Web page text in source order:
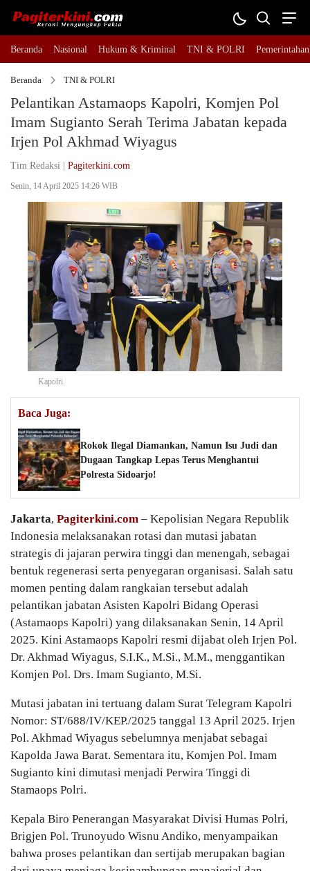
Beranda Nasional Hukum & Kriminal TNI & POLRI Pemerintahan
Beranda TNI & POLRI
Pelantikan Astamaops Kapolri, Komjen Pol
Imam Sugianto Serah Terima Jabatan kepada
Irjen Pol Akhmad Wiyagus
Tim Redaksi | Pagiterkini.com
Senin, 14 April 2025 14:26 WIB
Kapolri.
Baca Juga:
Rokok Ilegal Diamankan, Namun Isu Judi dan
Dugaan Tangkap Lepas Terus Menghantui
Polresta Sidoarjo!
Jakarta, Pagiterkini.com – Kepolisian Negara Republik
Indonesia melaksanakan rotasi dan mutasi jabatan
strategis di jajaran perwira tinggi dan menengah, sebagai
bentuk regenerasi serta penyegaran organisasi. Salah satu
momen penting dalam rangkaian tersebut adalah
pelantikan jabatan Asisten Kapolri Bidang Operasi
(Astamaops Kapolri) yang dilaksanakan Senin, 14 April
2025. Kini Astamaops Kapolri resmi dijabat oleh Irjen Pol.
Dr. Akhmad Wiyagus, S.I.K., M.Si., M.M., menggantikan
Komjen Pol. Drs. Imam Sugianto, M.Si.
Mutasi jabatan ini tertuang dalam Surat Telegram Kapolri
Nomor: ST/688/IV/KEP./2025 tanggal 13 April 2025. Irjen
Pol. Akhmad Wiyagus sebelumnya menjabat sebagai
Kapolda Jawa Barat. Sementara itu, Komjen Pol. Imam
Sugianto kini dimutasi menjadi Perwira Tinggi di
Stamaops Polri.
Kepala Biro Penerangan Masyarakat Divisi Humas Polri,
Brigjen Pol. Trunoyudo Wisnu Andiko, menyampaikan
bahwa proses pelantikan dan sertijab merupakan bagian